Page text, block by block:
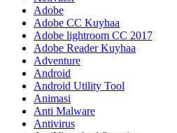
Adobe
Adobe CC Kuyhaa
Adobe lightroom CC 2017
Adobe Reader Kuyhaa
Adventure
Android
Android Utility Tool
Animasi
Anti Malware
Antivirus